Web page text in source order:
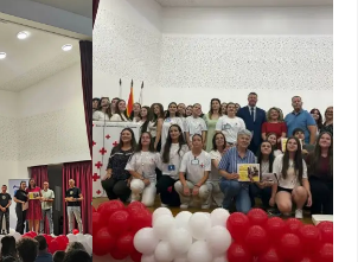
И ДЕЈСТВО ПРИ КАТАСТРОФИ
ПРИ КАТАСТРОФИ ПРИ ООЦК КУМАНОВО
ОДНОСИ СО ЈАВНОСТ
НА ЈАВНО МИСЛЕЊЕ
СОРАБОТКА
ДОГОВОРИ